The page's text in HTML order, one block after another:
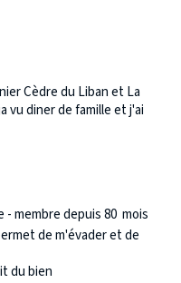
Cèdre du Liban et La
vu diner de famille et j'ai
membre depuis 80 mois
de m'évader et de
du bien